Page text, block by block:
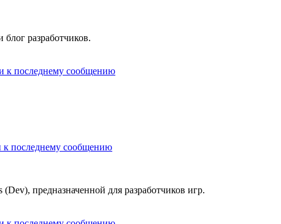
разработчиков.
предназначенной для разработчиков игр.